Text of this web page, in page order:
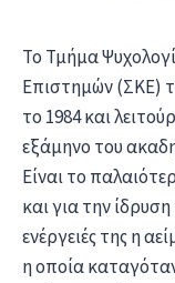
Το Τμήμα
Επιστημών (ΣΚΕ)
το 1984 και
εξάμηνο του
Είναι το
και για την
ενέργειές της η
η οποία